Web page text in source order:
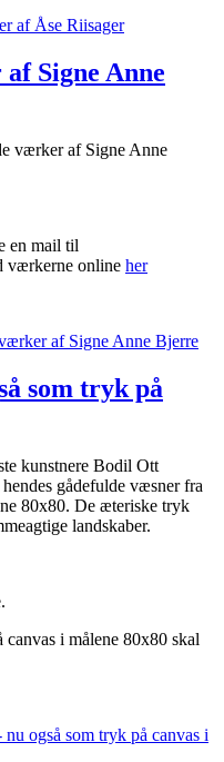
af Åse Riisager
Signe Anne
værker af Signe Anne
en mail til
værkerne online her
af Signe Anne Bjerre
som tryk på
kunstnere Bodil Ott
gådefulde væsner fra
80x80. De æteriske tryk
landskaber.
i målene 80x80 skal
også som tryk på canvas i